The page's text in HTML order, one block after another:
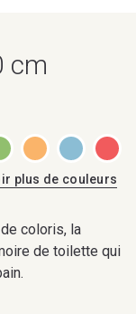
cm
plus de couleurs
coloris, la
de toilette qui